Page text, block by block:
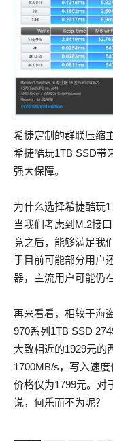
希捷定制的群联压缩
希捷酷玩1TB SSD带
强大保障。
为什么选择希捷酷玩
当我们考虑到M.2接
竞之后，能够满足我
于目前可能部分用户
器，主流用户可能仍
再来看看，相较于海
970系列1TB SSD
大致相近的1929元的
1700MB/s，写入速
价格仅为1799元。对
说，何乐而不为呢？